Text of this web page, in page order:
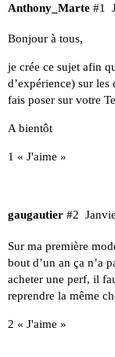
Anthony_Marte #1
Bonjour à tous,
je crée ce sujet afin
d’expérience) sur
fais poser sur votre
A bientôt
1 « J'aime »
gaugautier #2
Sur ma première
bout d’un an ça n’a
acheter une perf, il
reprendre la même
2 « J'aime »